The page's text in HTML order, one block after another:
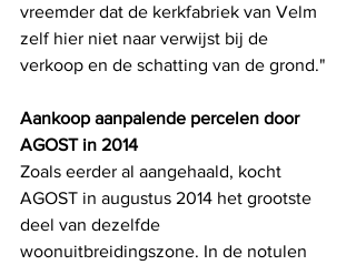
vreemder dat de kerkfabriek van Velm
zelf hier niet naar verwijst bij de
verkoop en de schatting van de grond."
Aankoop aanpalende percelen door
AGOST in 2014
Zoals eerder al aangehaald, kocht
AGOST in augustus 2014 het grootste
deel van dezelfde
woonuitbreidingszone. In de notulen